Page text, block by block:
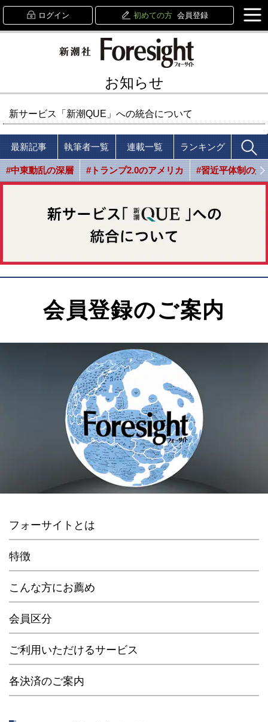
ログイン 初めての方 会員登録
お知らせ
新サービス「新潮QUE」への統合について
最新記事 執筆者一覧 連載一覧 ランキング
#中東動乱の深層 #トランプ2.0のアメリカ #習近平体制の光
会員登録のご案内
フォーサイトとは
特徴
こんな方にお薦め
会員区分
ご利用いただけるサービス
各決済のご案内